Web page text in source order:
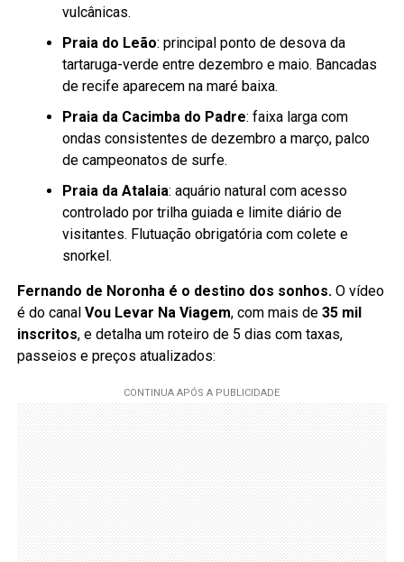
vulcânicas.
Praia do Leão: principal ponto de desova da
tartaruga-verde entre dezembro e maio. Bancadas
de recife aparecem na maré baixa.
Praia da Cacimba do Padre: faixa larga com
ondas consistentes de dezembro a março, palco
de campeonatos de surfe.
Praia da Atalaia: aquário natural com acesso
controlado por trilha guiada e limite diário de
visitantes. Flutuação obrigatória com colete e
snorkel.
Fernando de Noronha é o destino dos sonhos. O vídeo
é do canalVou Levar Na Viagem, com mais de35 mil
inscritos, e detalha um roteiro de 5 dias com taxas,
passeios e preços atualizados: